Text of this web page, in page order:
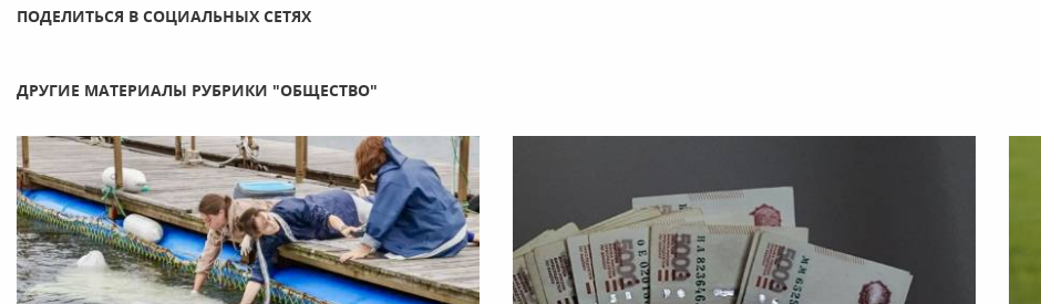
ПОДЕЛИТЬСЯ В СОЦИАЛЬНЫХ СЕТЯХ
ДРУГИЕ МАТЕРИАЛЫ РУБРИКИ "ОБЩЕСТВО"